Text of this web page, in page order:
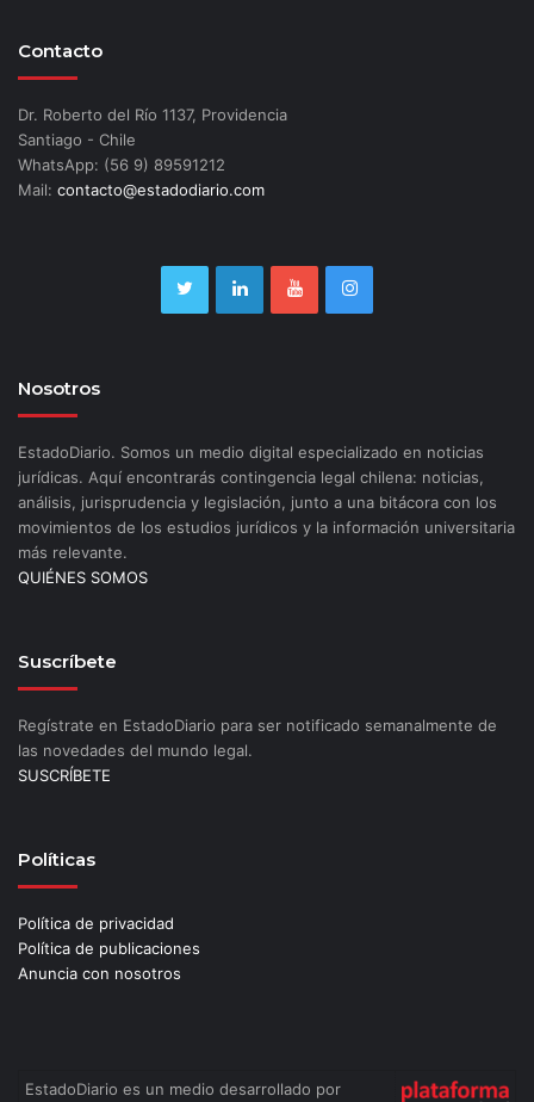
Contacto
Dr. Roberto del Río 1137, Providencia
Santiago - Chile
WhatsApp: (56 9) 89591212
Mail: contacto@estadodiario.com
Nosotros
EstadoDiario. Somos un medio digital especializado en noticias
jurídicas. Aquí encontrarás contingencia legal chilena: noticias,
análisis, jurisprudencia y legislación, junto a una bitácora con los
movimientos de los estudios jurídicos y la información universitaria
más relevante.
QUIÉNES SOMOS
Suscríbete
Regístrate en EstadoDiario para ser notificado semanalmente de
las novedades del mundo legal.
SUSCRÍBETE
Políticas
Política de privacidad
Política de publicaciones
Anuncia con nosotros
EstadoDiario es un medio desarrollado por